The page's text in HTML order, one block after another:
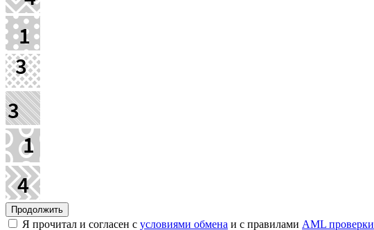
Я прочитал и согласен с условиями обмена и с правилами AML проверки